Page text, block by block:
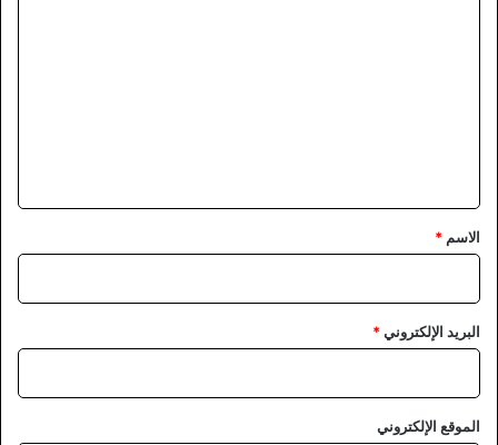
*
الاسم *
البريد الإلكتروني*
الموقع الإلكتروني